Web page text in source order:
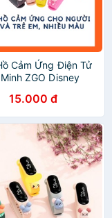
Cảm Ứng Điện Tử
ZGO Disney
15.000 đ